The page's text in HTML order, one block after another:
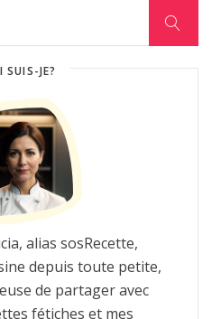
SUIS-JE?
alias sosRecette,
depuis toute petite,
de partager avec
fétiches et mes